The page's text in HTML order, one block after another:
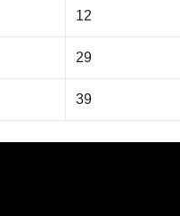
12
29
39